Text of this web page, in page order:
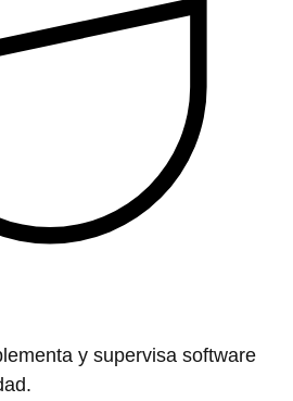
y supervisa software